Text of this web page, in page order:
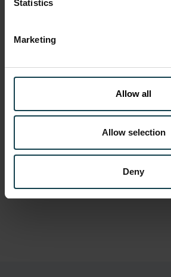
Statistics
Marketing
Allow all
Allow selection
Deny
Annonce/Nomination
Nomination de Stefan IONESCU